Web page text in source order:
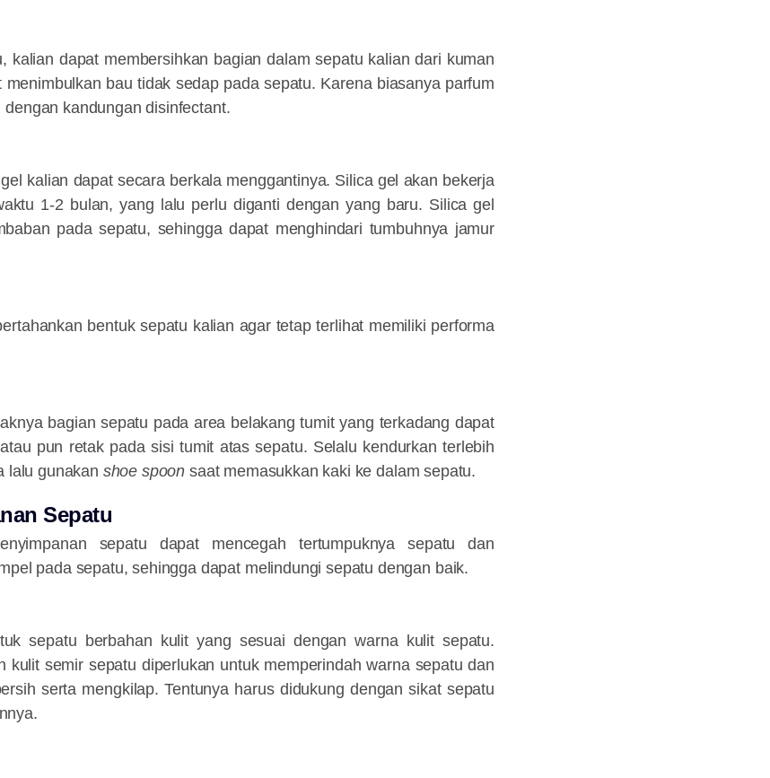
kalian dapat membersihkan bagian dalam sepatu kalian dari kuman
bau tidak sedap pada sepatu. Karena biasanya parfum
kandungan disinfectant.
kalian dapat secara berkala menggantinya. Silica gel akan bekerja
1-2 bulan, yang lalu perlu diganti dengan yang baru. Silica gel
pada sepatu, sehingga dapat menghindari tumbuhnya jamur
bentuk sepatu kalian agar tetap terlihat memiliki performa
bagian sepatu pada area belakang tumit yang terkadang dapat
pun retak pada sisi tumit atas sepatu. Selalu kendurkan terlebih
lalu gunakan shoe spoon saat memasukkan kaki ke dalam sepatu.
Sepatu
sepatu dapat mencegah tertumpuknya sepatu dan
pada sepatu, sehingga dapat melindungi sepatu dengan baik.
sepatu berbahan kulit yang sesuai dengan warna kulit sepatu.
kulit semir sepatu diperlukan untuk memperindah warna sepatu dan
serta mengkilap. Tentunya harus didukung dengan sikat sepatu